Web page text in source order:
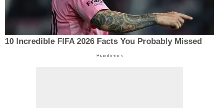
10 Incredible FIFA 2026 Facts You Probably Missed
Brainberries